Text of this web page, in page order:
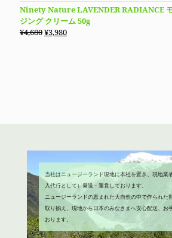
価
価
格
は
の
価
Ninety Nature LAVENDER RADIANCE
ジング クリーム 50g
¥4,680元
¥3,980現
当社はニュージーランド現地に本社を置き、現地業
入代行として）発送・運営しております。
ニュージーランドの恵まれた大自然の中で作られた
取り揃え、現地から日本のみなさまへ安心配送、お
おります。